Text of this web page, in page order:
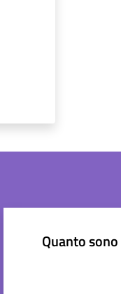
Quanto